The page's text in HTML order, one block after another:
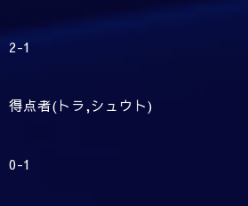
2-1
得点者(トラ,シュウト)
0-1